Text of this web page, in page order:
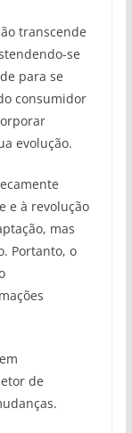
transcende
se
para se
consumidor
evolução.
e à revolução
mas
Portanto, o
de